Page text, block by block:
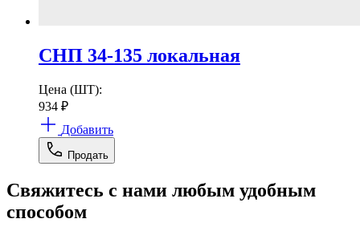
СНП 34-135 локальная
Цена (ШТ):
934 ₽
Добавить
Продать
Свяжитесь с нами любым удобным
способом